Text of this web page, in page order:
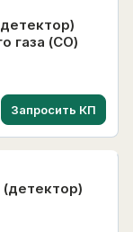
газа (СО)
Запросить КП